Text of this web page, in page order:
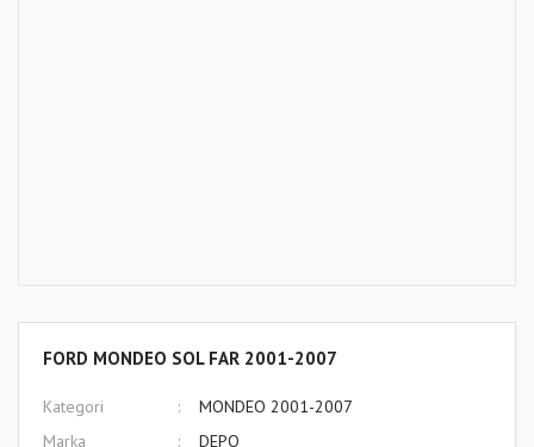
FORD MONDEO SOL FAR 2001-2007
Kategori
MONDEO 2001-2007
Marka
DEPO